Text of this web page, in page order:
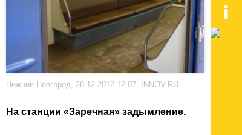
Нижний Новгород, 28.12.2012 12:07, INNOV.RU
На станции «Заречная» задымление.